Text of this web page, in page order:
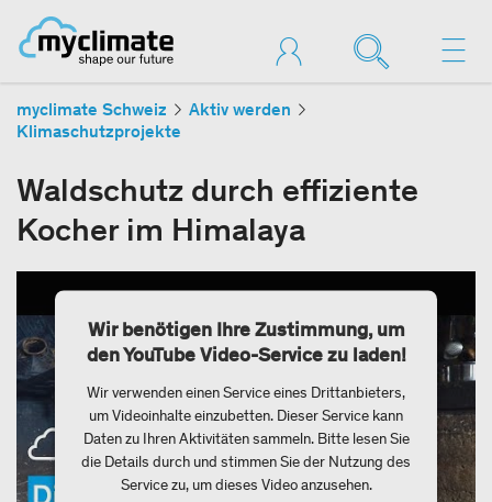
myclimate Schweiz
Aktiv werden
Klimaschutzprojekte
Waldschutz durch effiziente
Kocher im Himalaya
Wir benötigen Ihre Zustimmung, um
den YouTube Video-Service zu laden!
Wir verwenden einen Service eines Drittanbieters,
um Videoinhalte einzubetten. Dieser Service kann
Daten zu Ihren Aktivitäten sammeln. Bitte lesen Sie
die Details durch und stimmen Sie der Nutzung des
Service zu, um dieses Video anzusehen.